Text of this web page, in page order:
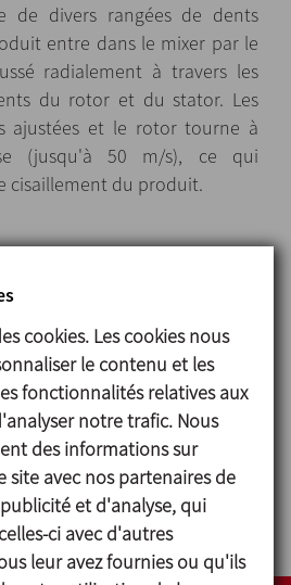
de divers rangées de dents
entre dans le mixer par le
radialement à travers les
du rotor et du stator. Les
ajustées et le rotor tourne à
(jusqu'à 50 m/s), ce qui
cisaillement du produit.
réduction de taille de
à 10 micron.
50 m/s
par garniture mécanique
tolérances d'adaptation
NEP sans démonter le
cookies. Les cookies nous
le contenu et les
fonctionnalités relatives aux
notre trafic. Nous
des informations sur
avec nos partenaires de
et d'analyse, qui
ci avec d'autres
leur avez fournies ou qu'ils